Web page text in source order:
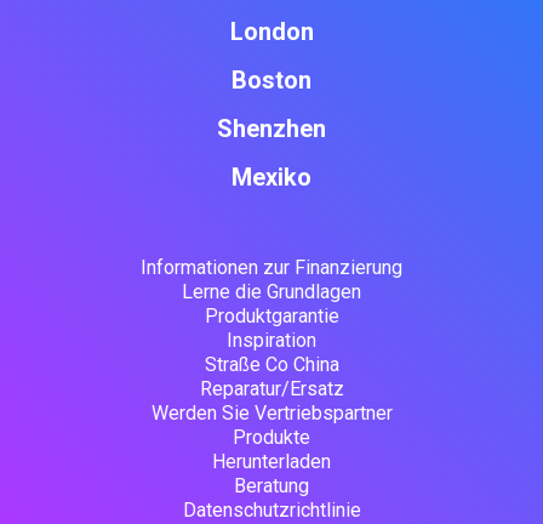
London
Boston
Shenzhen
Mexiko
Informationen zur Finanzierung
Lerne die Grundlagen
Produktgarantie
Inspiration
Straße Co China
Reparatur/Ersatz
Werden Sie Vertriebspartner
Produkte
Herunterladen
Beratung
Datenschutzrichtlinie